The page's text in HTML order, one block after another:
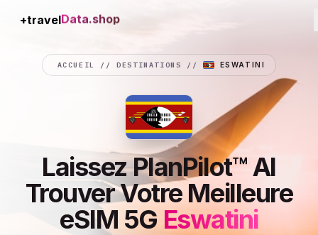
+travelConnection
ACCUEIL //DESTINATIONS // ESWATINI
Laissez PlanPilot™ AI
Trouver Votre Meilleure
eSIM 5G Eswatini